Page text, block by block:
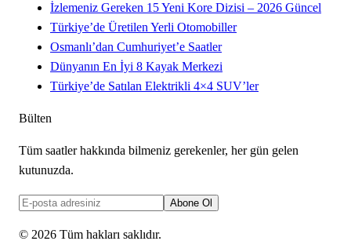
İzlemeniz Gereken 15 Yeni Kore Dizisi – 2026 Güncel
Türkiye’de Üretilen Yerli Otomobiller
Osmanlı’dan Cumhuriyet’e Saatler
Dünyanın En İyi 8 Kayak Merkezi
Türkiye’de Satılan Elektrikli 4×4 SUV’ler
Bülten
Tüm saatler hakkında bilmeniz gerekenler, her gün gelen
kutunuzda.
Abone Ol
© 2026 Tüm hakları saklıdır.